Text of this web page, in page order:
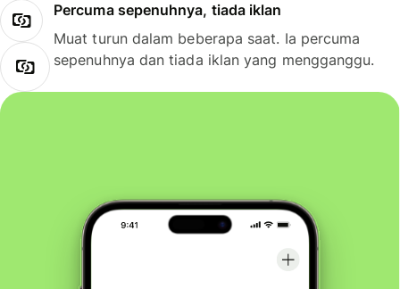
Percuma sepenuhnya, tiada iklan
Muat turun dalam beberapa saat. Ia percuma
sepenuhnya dan tiada iklan yang mengganggu.